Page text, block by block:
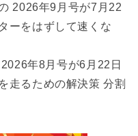
2026年9月号が7月22
ーをはずして速くな
年8月号が6月22日
走るための解決策 分割